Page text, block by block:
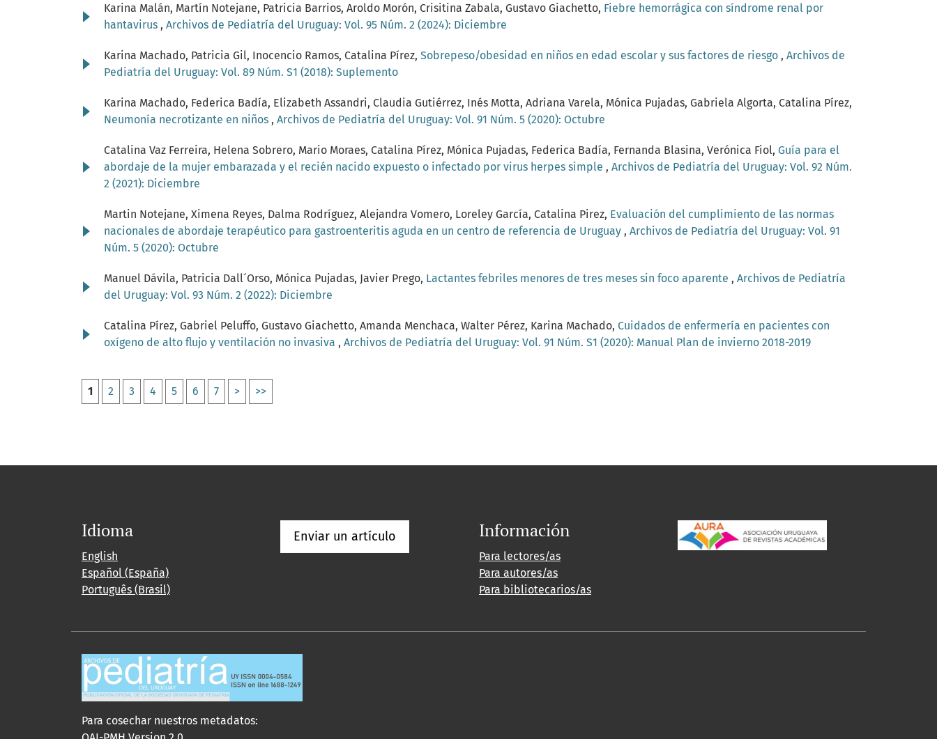
Karina Malán, Martín Notejane, Patricia Barrios, Aroldo Morón, Crisitina Zabala, Gustavo Giachetto, Fiebre hemorrágica con síndrome renal por
hantavirus , Archivos de Pediatría del Uruguay: Vol. 95 Núm. 2 (2024): Diciembre
Karina Machado, Patricia Gil, Inocencio Ramos, Catalina Pírez, Sobrepeso/obesidad en niños en edad escolar y sus factores de riesgo , Archivos de
Pediatría del Uruguay: Vol. 89 Núm. S1 (2018): Suplemento
Karina Machado, Federica Badía, Elizabeth Assandri, Claudia Gutiérrez, Inés Motta, Adriana Varela, Mónica Pujadas, Gabriela Algorta, Catalina Pírez,
Neumonía necrotizante en niños , Archivos de Pediatría del Uruguay: Vol. 91 Núm. 5 (2020): Octubre
Catalina Vaz Ferreira, Helena Sobrero, Mario Moraes, Catalina Pírez, Mónica Pujadas, Federica Badía, Fernanda Blasina, Verónica Fiol, Guía para el
abordaje de la mujer embarazada y el recién nacido expuesto o infectado por virus herpes simple , Archivos de Pediatría del Uruguay: Vol. 92 Núm.
2 (2021): Diciembre
Martin Notejane, Ximena Reyes, Dalma Rodríguez, Alejandra Vomero, Loreley García, Catalina Pirez, Evaluación del cumplimiento de las normas
nacionales de abordaje terapéutico para gastroenteritis aguda en un centro de referencia de Uruguay , Archivos de Pediatría del Uruguay: Vol. 91
Núm. 5 (2020): Octubre
Manuel Dávila, Patricia Dall´Orso, Mónica Pujadas, Javier Prego, Lactantes febriles menores de tres meses sin foco aparente , Archivos de Pediatría
del Uruguay: Vol. 93 Núm. 2 (2022): Diciembre
Catalina Pírez, Gabriel Peluffo, Gustavo Giachetto, Amanda Menchaca, Walter Pérez, Karina Machado, Cuidados de enfermería en pacientes con
oxígeno de alto flujo y ventilación no invasiva , Archivos de Pediatría del Uruguay: Vol. 91 Núm. S1 (2020): Manual Plan de invierno 2018-2019
1 2 3 4 5 6 7 > >>
Idioma
English
Español (España)
Português (Brasil)
Enviar un artículo Información
Para lectores/as
Para autores/as
Para bibliotecarios/as
Para cosechar nuestros metadatos: